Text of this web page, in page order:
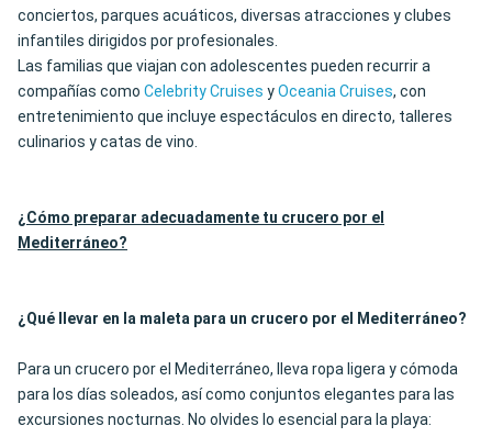
conciertos, parques acuáticos, diversas atracciones y clubes
infantiles dirigidos por profesionales.
Las familias que viajan con adolescentes pueden recurrir a
compañías como Celebrity Cruises yOceania Cruises, con
entretenimiento que incluye espectáculos en directo, talleres
culinarios y catas de vino.
¿Cómo preparar adecuadamente tu crucero por el
Mediterráneo?
¿Qué llevar en la maleta para un crucero por el Mediterráneo?
Para un crucero por el Mediterráneo, lleva ropa ligera y cómoda
para los días soleados, así como conjuntos elegantes para las
excursiones nocturnas. No olvides lo esencial para la playa: